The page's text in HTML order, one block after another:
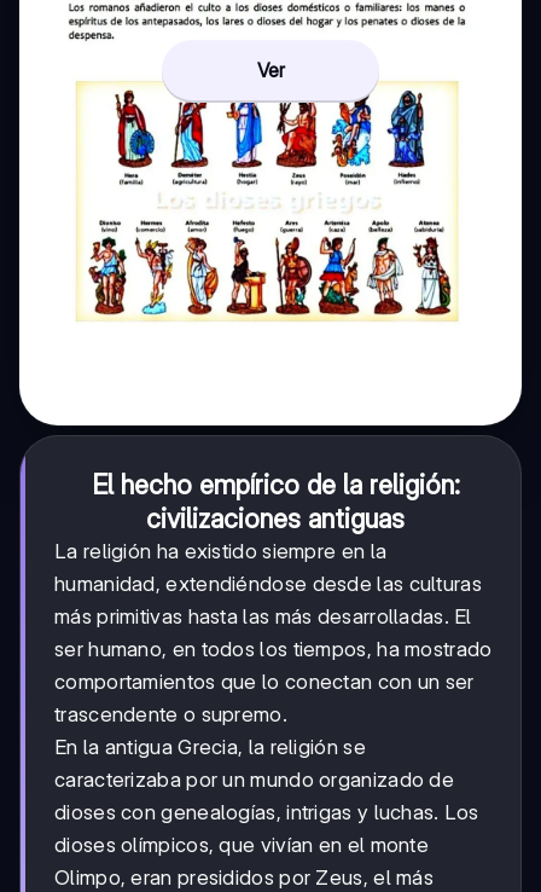
Ver
El hecho empírico de la religión:
civilizaciones antiguas
La religión ha existido siempre en la
humanidad, extendiéndose desde las culturas
más primitivas hasta las más desarrolladas. El
ser humano, en todos los tiempos, ha mostrado
comportamientos que lo conectan con un ser
trascendente o supremo.
En la antigua Grecia, la religión se
caracterizaba por un mundo organizado de
dioses con genealogías, intrigas y luchas. Los
dioses olímpicos, que vivían en el monte
Olimpo, eran presididos por Zeus, el más